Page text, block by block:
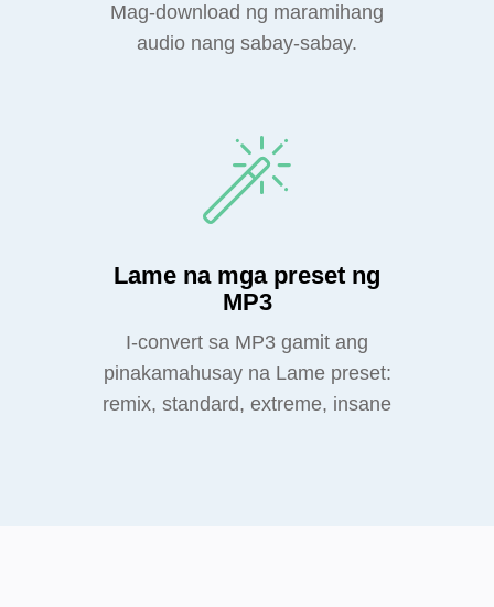
Mag-download ng maramihang
audio nang sabay-sabay.
Lame na mga preset ng
MP3
I-convert sa MP3 gamit ang
pinakamahusay na Lame preset:
remix, standard, extreme, insane